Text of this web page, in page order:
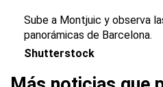
Sube a Montjuic y observa
panorámicas de Barcelona.
Shutterstock